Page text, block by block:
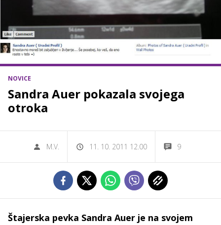
NOVICE
Sandra Auer pokazala svojega
otroka
M.V. 11. 10. 2011 12.00 9
Štajerska pevka Sandra Auer je na svojem